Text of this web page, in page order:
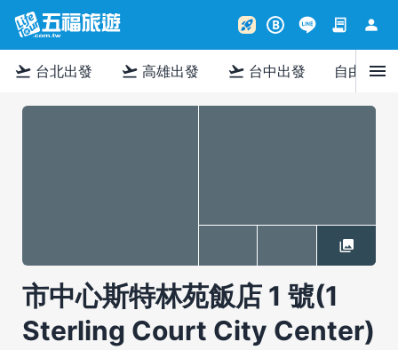
rocket_launch B contract person
flight_takeoff 台北出發 flight_takeoff 高雄出發 flight_takeoff 台中出發 自由行menu
市中心斯特林苑飯店 1 號(1
Sterling Court City Center)